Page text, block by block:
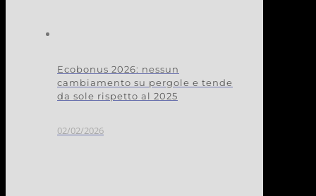
Ecobonus 2026: nessun
cambiamento su pergole e tende
da sole rispetto al 2025
02/02/2026